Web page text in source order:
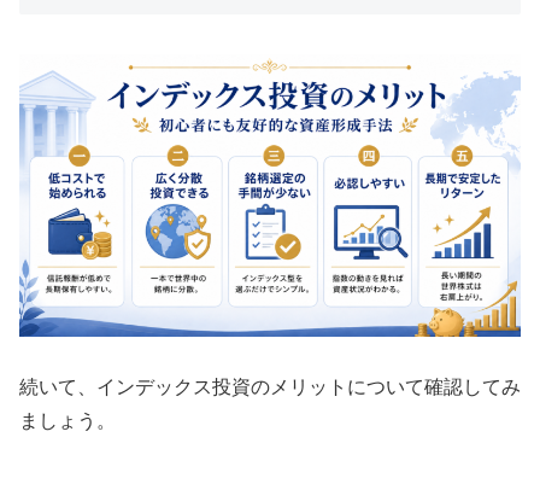
続いて、インデックス投資のメリットについて確認してみ
ましょう。